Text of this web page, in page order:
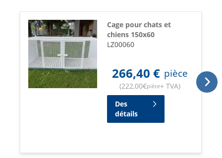
Cage pour chats et
chiens 150x60
LZ00060
266,40 € pièce
(222,00€pièce+ TVA)
Des
détails